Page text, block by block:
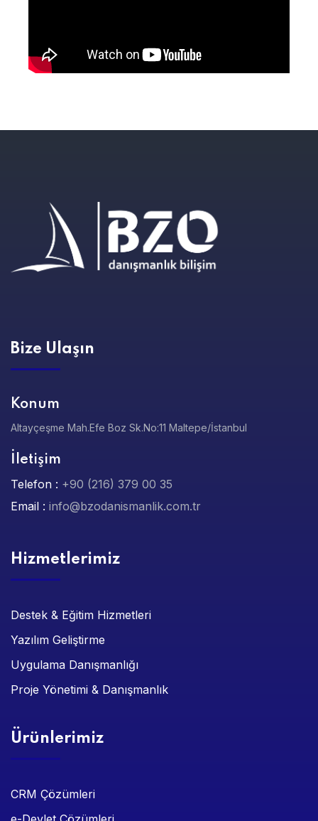
Bize Ulaşın
Konum
Altayçeşme Mah.Efe Boz Sk.No:11 Maltepe/İstanbul
İletişim
Telefon : +90 (216) 379 00 35
Email : info@bzodanismanlik.com.tr
Hizmetlerimiz
Destek & Eğitim Hizmetleri
Yazılım Geliştirme
Uygulama Danışmanlığı
Proje Yönetimi & Danışmanlık
Ürünlerimiz
CRM Çözümleri